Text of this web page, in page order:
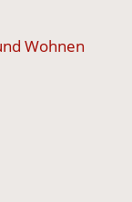
Wohnen